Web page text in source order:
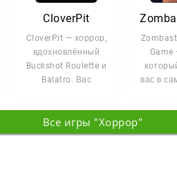
CloverPit
CloverPit — хоррор,
вдохновлённый
Buckshot Roulette и
Balatro. Вас
Game
вас в
Все игры "Хоррор"